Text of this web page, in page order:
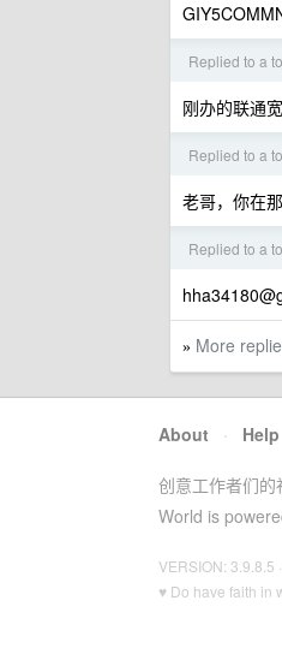
Replied to a
刚办的联通
Replied to a
老哥，你在
Replied to a
» More
About · Help
创意工作者们的
World is
VERSION: 3.9.8.5
♥ Do have faith in